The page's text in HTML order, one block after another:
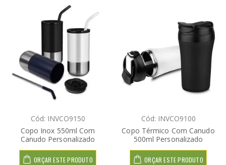
Cód: INVCO9150
Copo Inox 550ml Com
Canudo Personalizado
ORÇAR ESTE PRODUTO
Cód: INVCO9100
Copo Térmico Com Canudo
500ml Personalizado
ORÇAR ESTE PRODUTO